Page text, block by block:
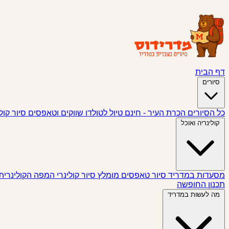
דף הבית
סיורים
כל הסיורים הכרת העיר - חינם טיול לטולדו שווקים וטאפסים סיור
קולינריה ואוכל
מסעדות במדריד סיור טאפסים מומלץ סיור קולינרי המפה
תכנון החופשה
מה לעשות במדריד